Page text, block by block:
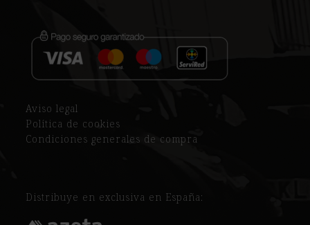
Aviso legal
Política de cookies
Condiciones generales de compra
Distribuye en exclusiva en España: